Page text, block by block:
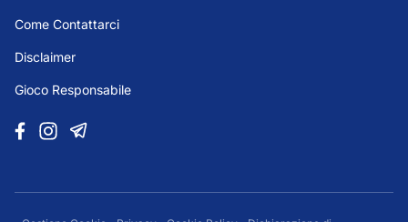
Come Contattarci
Disclaimer
Gioco Responsabile